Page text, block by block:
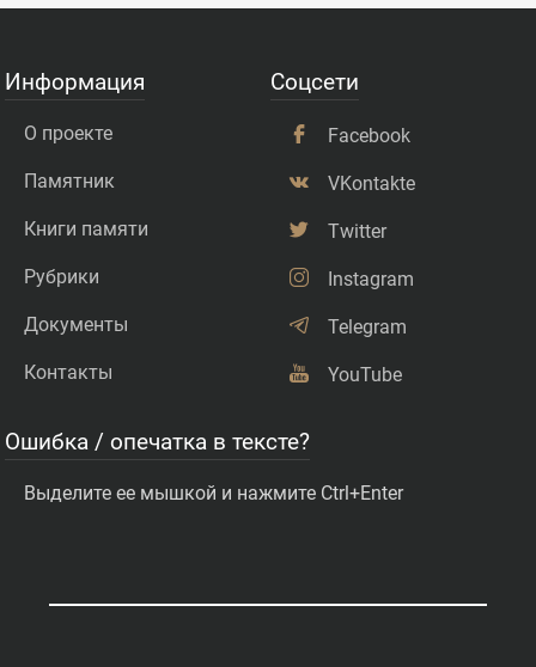
Информация
О проекте
Памятник
Книги памяти
Рубрики
Документы
Контакты
Соцсети
Facebook
VKontakte
Twitter
Instagram
Telegram
YouTube
Ошибка / опечатка в тексте?
Выделите ее мышкой и нажмите Ctrl+Enter